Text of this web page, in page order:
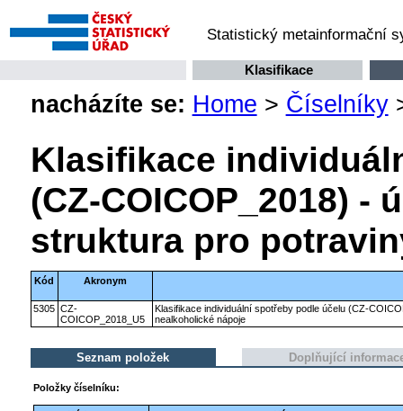
Statistický metainformační
Klasifikace
nacházíte se: Home > Číselníky
Klasifikace
(CZ-COICOP_2018) -
struktura pro
Kód Akronym
5305 CZ-
COICOP_2018_U5
Klasifikace individuální spotřeby podle účelu (CZ-
nealkoholické nápoje
Seznam položek Doplňující
Položky číselníku: